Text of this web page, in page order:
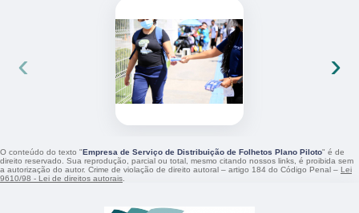
‹ ›
O conteúdo do texto "Empresa de Serviço de Distribuição de Folhetos Plano Piloto" é de
direito reservado. Sua reprodução, parcial ou total, mesmo citando nossos links, é proibida sem
a autorização do autor. Crime de violação de direito autoral – artigo 184 do Código Penal – Lei
9610/98 - Lei de direitos autorais